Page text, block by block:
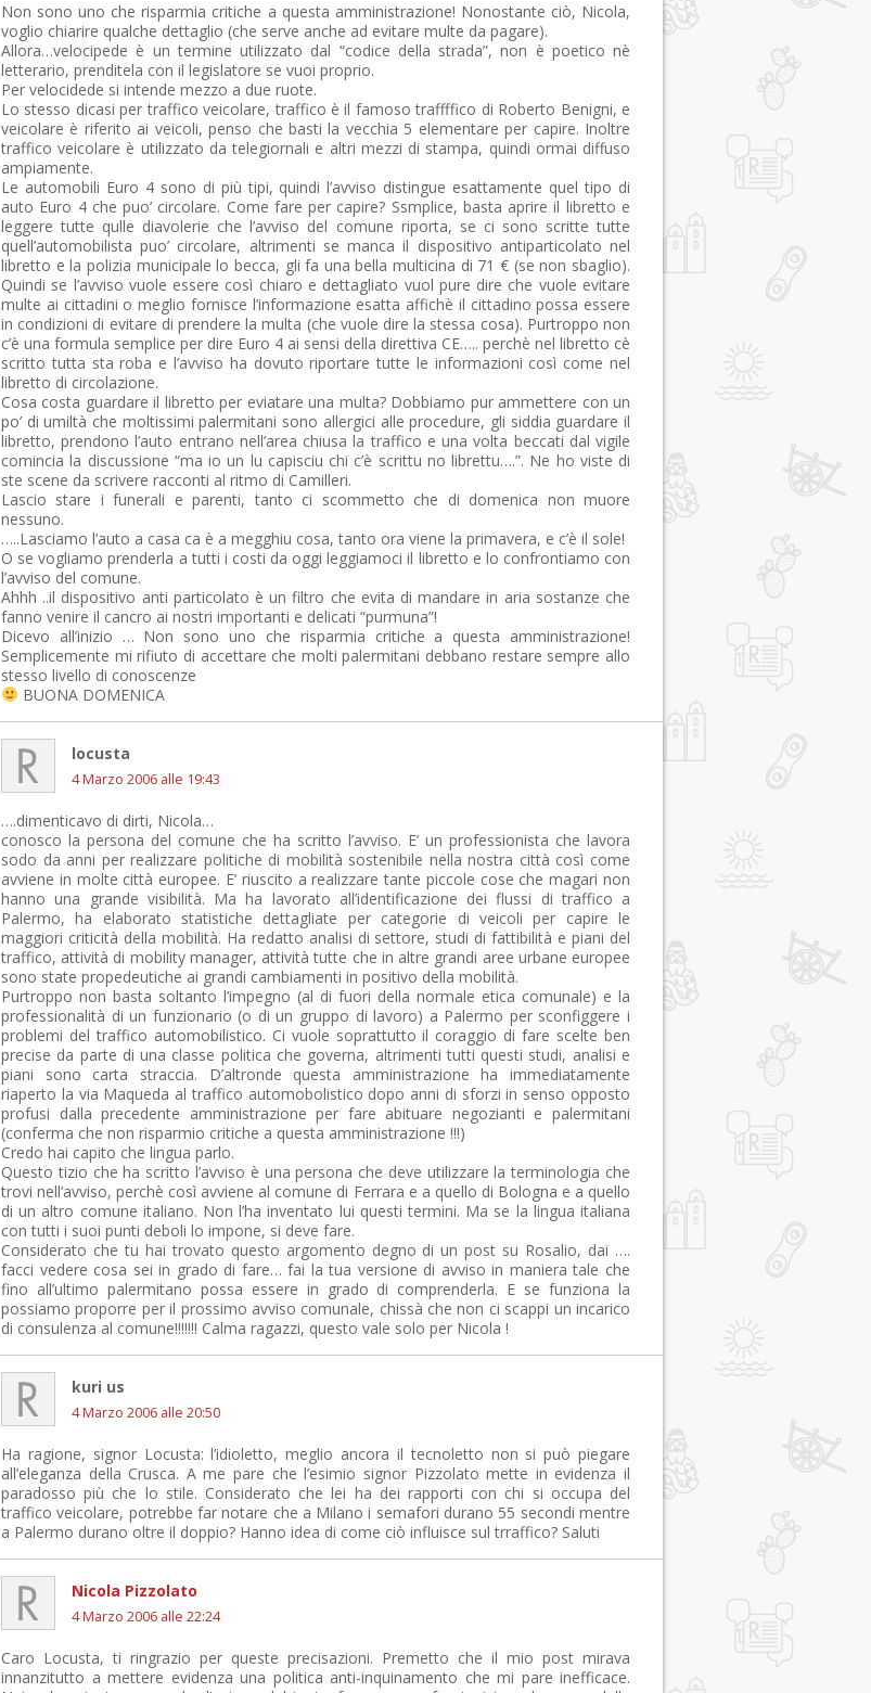
Non sono uno che risparmia critiche a questa amministrazione! Nonostante ciò, Nicola,
voglio chiarire qualche dettaglio (che serve anche ad evitare multe da pagare).
Allora…velocipede è un termine utilizzato dal “codice della strada”, non è poetico nè
letterario, prenditela con il legislatore se vuoi proprio.
Per velocidede si intende mezzo a due ruote.
Lo stesso dicasi per traffico veicolare, traffico è il famoso traffffico di Roberto Benigni, e
veicolare è riferito ai veicoli, penso che basti la vecchia 5 elementare per capire. Inoltre
traffico veicolare è utilizzato da telegiornali e altri mezzi di stampa, quindi ormai diffuso
ampiamente.
Le automobili Euro 4 sono di più tipi, quindi l’avviso distingue esattamente quel tipo di
auto Euro 4 che puo’ circolare. Come fare per capire? Ssmplice, basta aprire il libretto e
leggere tutte qulle diavolerie che l’avviso del comune riporta, se ci sono scritte tutte
quell’automobilista puo’ circolare, altrimenti se manca il dispositivo antiparticolato nel
libretto e la polizia municipale lo becca, gli fa una bella multicina di 71 € (se non sbaglio).
Quindi se l’avviso vuole essere così chiaro e dettagliato vuol pure dire che vuole evitare
multe ai cittadini o meglio fornisce l’informazione esatta affichè il cittadino possa essere
in condizioni di evitare di prendere la multa (che vuole dire la stessa cosa). Purtroppo non
c’è una formula semplice per dire Euro 4 ai sensi della direttiva CE….. perchè nel libretto cè
scritto tutta sta roba e l’avviso ha dovuto riportare tutte le informazioni così come nel
libretto di circolazione.
Cosa costa guardare il libretto per eviatare una multa? Dobbiamo pur ammettere con un
po’ di umiltà che moltissimi palermitani sono allergici alle procedure, gli siddia guardare il
libretto, prendono l’auto entrano nell’area chiusa la traffico e una volta beccati dal vigile
comincia la discussione “ma io un lu capisciu chi c’è scrittu no librettu….”. Ne ho viste di
ste scene da scrivere racconti al ritmo di Camilleri.
Lascio stare i funerali e parenti, tanto ci scommetto che di domenica non muore
nessuno.
…..Lasciamo l’auto a casa ca è a megghiu cosa, tanto ora viene la primavera, e c’è il sole!
O se vogliamo prenderla a tutti i costi da oggi leggiamoci il libretto e lo confrontiamo con
l’avviso del comune.
Ahhh ..il dispositivo anti particolato è un filtro che evita di mandare in aria sostanze che
fanno venire il cancro ai nostri importanti e delicati “purmuna”!
Dicevo all’inizio … Non sono uno che risparmia critiche a questa amministrazione!
Semplicemente mi rifiuto di accettare che molti palermitani debbano restare sempre allo
stesso livello di conoscenze
BUONA DOMENICA
locusta
4 Marzo 2006 alle 19:43
….dimenticavo di dirti, Nicola…
conosco la persona del comune che ha scritto l’avviso. E’ un professionista che lavora
sodo da anni per realizzare politiche di mobilità sostenibile nella nostra città così come
avviene in molte città europee. E’ riuscito a realizzare tante piccole cose che magari non
hanno una grande visibilità. Ma ha lavorato all’identificazione dei flussi di traffico a
Palermo, ha elaborato statistiche dettagliate per categorie di veicoli per capire le
maggiori criticità della mobilità. Ha redatto analisi di settore, studi di fattibilità e piani del
traffico, attività di mobility manager, attività tutte che in altre grandi aree urbane europee
sono state propedeutiche ai grandi cambiamenti in positivo della mobilità.
Purtroppo non basta soltanto l’impegno (al di fuori della normale etica comunale) e la
professionalità di un funzionario (o di un gruppo di lavoro) a Palermo per sconfiggere i
problemi del traffico automobilistico. Ci vuole soprattutto il coraggio di fare scelte ben
precise da parte di una classe politica che governa, altrimenti tutti questi studi, analisi e
piani sono carta straccia. D’altronde questa amministrazione ha immediatamente
riaperto la via Maqueda al traffico automobolistico dopo anni di sforzi in senso opposto
profusi dalla precedente amministrazione per fare abituare negozianti e palermitani
(conferma che non risparmio critiche a questa amministrazione !!!)
Credo hai capito che lingua parlo.
Questo tizio che ha scritto l’avviso è una persona che deve utilizzare la terminologia che
trovi nell’avviso, perchè così avviene al comune di Ferrara e a quello di Bologna e a quello
di un altro comune italiano. Non l’ha inventato lui questi termini. Ma se la lingua italiana
con tutti i suoi punti deboli lo impone, si deve fare.
Considerato che tu hai trovato questo argomento degno di un post su Rosalio, dai ….
facci vedere cosa sei in grado di fare… fai la tua versione di avviso in maniera tale che
fino all’ultimo palermitano possa essere in grado di comprenderla. E se funziona la
possiamo proporre per il prossimo avviso comunale, chissà che non ci scappi un incarico
di consulenza al comune!!!!!!! Calma ragazzi, questo vale solo per Nicola !
kuri us
4 Marzo 2006 alle 20:50
Ha ragione, signor Locusta: l’idioletto, meglio ancora il tecnoletto non si può piegare
all’eleganza della Crusca. A me pare che l’esimio signor Pizzolato mette in evidenza il
paradosso più che lo stile. Considerato che lei ha dei rapporti con chi si occupa del
traffico veicolare, potrebbe far notare che a Milano i semafori durano 55 secondi mentre
a Palermo durano oltre il doppio? Hanno idea di come ciò influisce sul trraffico? Saluti
Nicola Pizzolato
4 Marzo 2006 alle 22:24
Caro Locusta, ti ringrazio per queste precisazioni. Premetto che il mio post mirava
innanzitutto a mettere evidenza una politica anti-inquinamento che mi pare inefficace.